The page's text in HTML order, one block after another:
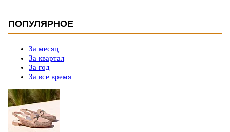
ПОПУЛЯРНОЕ
За месяц
За квартал
За год
За все время